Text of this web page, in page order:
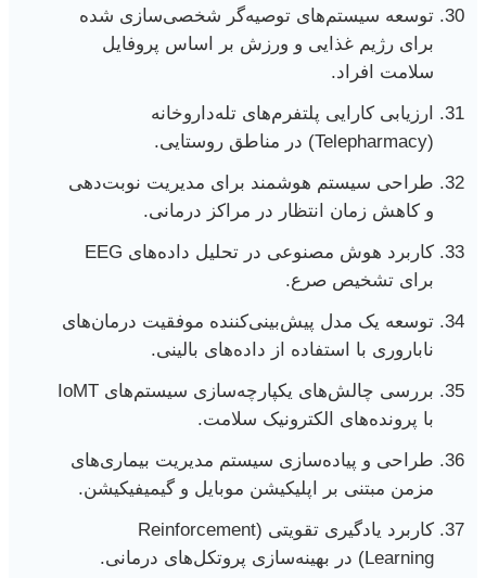
توسعه سیستم‌های توصیه‌گر شخصی‌سازی شده
برای رژیم غذایی و ورزش بر اساس پروفایل
سلامت افراد.
ارزیابی کارایی پلتفرم‌های تله‌داروخانه
(Telepharmacy) در مناطق روستایی.
طراحی سیستم هوشمند برای مدیریت نوبت‌دهی
و کاهش زمان انتظار در مراکز درمانی.
کاربرد هوش مصنوعی در تحلیل داده‌های EEG
برای تشخیص صرع.
توسعه یک مدل پیش‌بینی‌کننده موفقیت درمان‌های
ناباروری با استفاده از داده‌های بالینی.
بررسی چالش‌های یکپارچه‌سازی سیستم‌های IoMT
با پرونده‌های الکترونیک سلامت.
طراحی و پیاده‌سازی سیستم مدیریت بیماری‌های
مزمن مبتنی بر اپلیکیشن موبایل و گیمیفیکیشن.
کاربرد یادگیری تقویتی (Reinforcement
Learning) در بهینه‌سازی پروتکل‌های درمانی.